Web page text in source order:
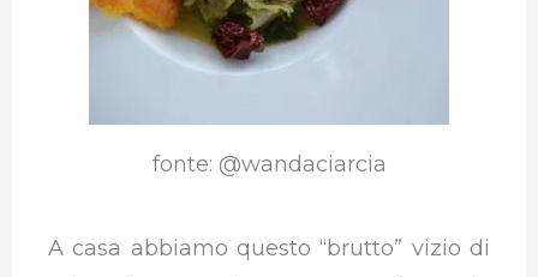
fonte: @wandaciarcia
A casa abbiamo questo “brutto” vizio di